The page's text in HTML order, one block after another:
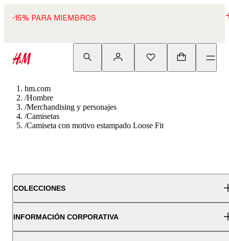
-15% PARA MIEMBROS
hm.com
/Hombre
/Merchandising y personajes
/Camisetas
/Camiseta con motivo estampado Loose Fit
COLECCIONES
INFORMACIÓN CORPORATIVA